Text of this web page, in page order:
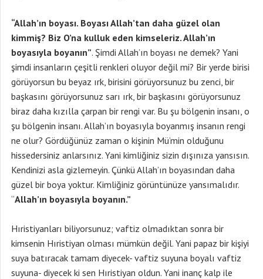
“Allah’ın boyası. Boyası Allah’tan daha güzel olan
kimmiş? Biz O’na kulluk eden kimseleriz. Allah’ın
boyasıyla boyanın”. Şimdi Allah’ın boyası ne demek? Yani
şimdi insanların çeşitli renkleri oluyor değil mi? Bir yerde birisi
görüyorsun bu beyaz ırk, birisini görüyorsunuz bu zenci, bir
başkasını görüyorsunuz sarı ırk, bir başkasını görüyorsunuz
biraz daha kızılla çarpan bir rengi var. Bu şu bölgenin insanı, o
şu bölgenin insanı. Allah’ın boyasıyla boyanmış insanın rengi
ne olur? Gördüğünüz zaman o kişinin Mü’min olduğunu
hissedersiniz anlarsınız. Yani kimliğiniz sizin dışınıza yansısın.
Kendinizi asla gizlemeyin. Çünkü Allah’ın boyasından daha
güzel bir boya yoktur. Kimliğiniz görüntünüze yansımalıdır.
“Allah’ın boyasıyla boyanın.”
Hıristiyanları biliyorsunuz; vaftiz olmadıktan sonra bir
kimsenin Hıristiyan olması mümkün değil. Yani papaz bir kişiyi
suya batıracak tamam diyecek- vaftiz suyuna boyalı vaftiz
suyuna- diyecek ki sen Hıristiyan oldun. Yani inanç kalp ile